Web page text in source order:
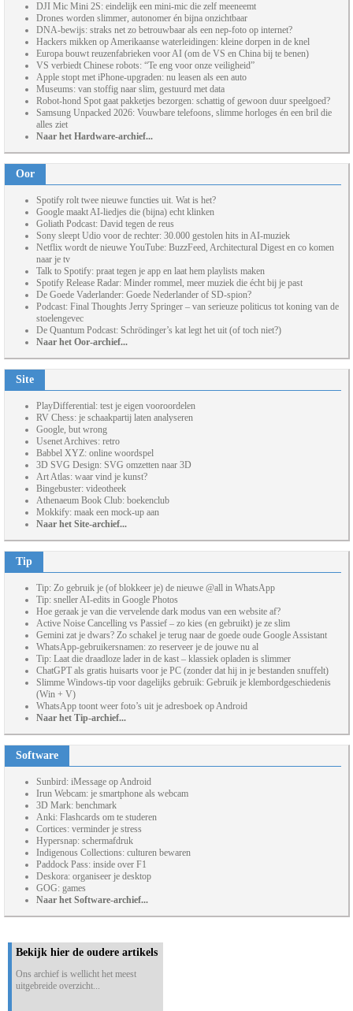
DJI Mic Mini 2S: eindelijk een mini-mic die zelf meeneemt
Drones worden slimmer, autonomer én bijna onzichtbaar
DNA-bewijs: straks net zo betrouwbaar als een nep-foto op internet?
Hackers mikken op Amerikaanse waterleidingen: kleine dorpen in de knel
Europa bouwt reuzenfabrieken voor AI (om de VS en China bij te benen)
VS verbiedt Chinese robots: “Te eng voor onze veiligheid”
Apple stopt met iPhone-upgraden: nu leasen als een auto
Museums: van stoffig naar slim, gestuurd met data
Robot-hond Spot gaat pakketjes bezorgen: schattig of gewoon duur speelgoed?
Samsung Unpacked 2026: Vouwbare telefoons, slimme horloges én een bril die
alles ziet
Naar het Hardware-archief...
Oor
Spotify rolt twee nieuwe functies uit. Wat is het?
Google maakt AI-liedjes die (bijna) echt klinken
Goliath Podcast: David tegen de reus
Sony sleept Udio voor de rechter: 30.000 gestolen hits in AI-muziek
Netflix wordt de nieuwe YouTube: BuzzFeed, Architectural Digest en co komen
naar je tv
Talk to Spotify: praat tegen je app en laat hem playlists maken
Spotify Release Radar: Minder rommel, meer muziek die écht bij je past
De Goede Vaderlander: Goede Nederlander of SD-spion?
Podcast: Final Thoughts Jerry Springer – van serieuze politicus tot koning van de
stoelengevec
De Quantum Podcast: Schrödinger’s kat legt het uit (of toch niet?)
Naar het Oor-archief...
Site
PlayDifferential: test je eigen vooroordelen
RV Chess: je schaakpartij laten analyseren
Google, but wrong
Usenet Archives: retro
Babbel XYZ: online woordspel
3D SVG Design: SVG omzetten naar 3D
Art Atlas: waar vind je kunst?
Bingebuster: videotheek
Athenaeum Book Club: boekenclub
Mokkify: maak een mock-up aan
Naar het Site-archief...
Tip
Tip: Zo gebruik je (of blokkeer je) de nieuwe @all in WhatsApp
Tip: sneller AI-edits in Google Photos
Hoe geraak je van die vervelende dark modus van een website af?
Active Noise Cancelling vs Passief – zo kies (en gebruikt) je ze slim
Gemini zat je dwars? Zo schakel je terug naar de goede oude Google Assistant
WhatsApp-gebruikersnamen: zo reserveer je de jouwe nu al
Tip: Laat die draadloze lader in de kast – klassiek opladen is slimmer
ChatGPT als gratis huisarts voor je PC (zonder dat hij in je bestanden snuffelt)
Slimme Windows-tip voor dagelijks gebruik: Gebruik je klembordgeschiedenis
(Win + V)
WhatsApp toont weer foto’s uit je adresboek op Android
Naar het Tip-archief...
Software
Sunbird: iMessage op Android
Irun Webcam: je smartphone als webcam
3D Mark: benchmark
Anki: Flashcards om te studeren
Cortices: verminder je stress
Hypersnap: schermafdruk
Indigenous Collections: culturen bewaren
Paddock Pass: inside over F1
Deskora: organiseer je desktop
GOG: games
Naar het Software-archief...
Bekijk hier de oudere artikels
Ons archief is wellicht het meest
uitgebreide overzicht...